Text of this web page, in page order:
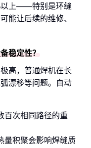
以上——特别是环缝
能让后续的维修、
稳定性？
高，普通焊机在长
漂移等问题。自动
百次相同路径的重
量积聚会影响焊缝质